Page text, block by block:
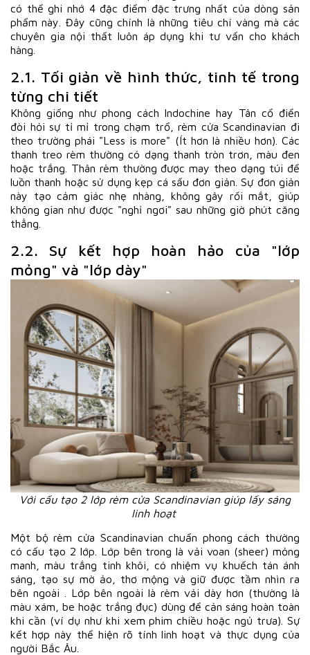
có thể ghi nhớ 4 đặc điểm đặc trưng nhất của dòng sản
phẩm này. Đây cũng chính là những tiêu chí vàng mà các
chuyên gia nội thất luôn áp dụng khi tư vấn cho khách
hàng.
2.1. Tối giản về hình thức, tinh tế trong
từng chi tiết
Không giống như phong cách Indochine hay Tân cổ điển
đòi hỏi sự tỉ mỉ trong chạm trổ, rèm cửa Scandinavian đi
theo trường phái "Less is more" (Ít hơn là nhiều hơn). Các
thanh treo rèm thường có dạng thanh tròn trơn, màu đen
hoặc trắng. Thân rèm thường được may theo dạng túi để
luồn thanh hoặc sử dụng kẹp cá sấu đơn giản. Sự đơn giản
này tạo cảm giác nhẹ nhàng, không gây rối mắt, giúp
không gian như được "nghỉ ngơi" sau những giờ phút căng
thẳng.
2.2. Sự kết hợp hoàn hảo của "lớp
mỏng" và "lớp dày"
Với cấu tạo 2 lớp rèm cửa Scandinavian giúp lấy sáng
linh hoạt
Một bộ rèm cửa Scandinavian chuẩn phong cách thường
có cấu tạo 2 lớp. Lớp bên trong là vải voan (sheer) mỏng
manh, màu trắng tinh khôi, có nhiệm vụ khuếch tán ánh
sáng, tạo sự mờ ảo, thơ mộng và giữ được tầm nhìn ra
bên ngoài . Lớp bên ngoài là rèm vải dày hơn (thường là
màu xám, be hoặc trắng đục) dùng để cản sáng hoàn toàn
khi cần (ví dụ như khi xem phim chiều hoặc ngủ trưa). Sự
kết hợp này thể hiện rõ tính linh hoạt và thực dụng của
người Bắc Âu.